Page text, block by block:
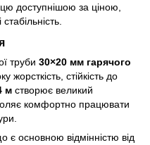
доступнішою за ціною,
труби 30×20 мм гарячого
жорсткість, стійкість до
м створює великий
комфортно працювати
є основною відмінністю від